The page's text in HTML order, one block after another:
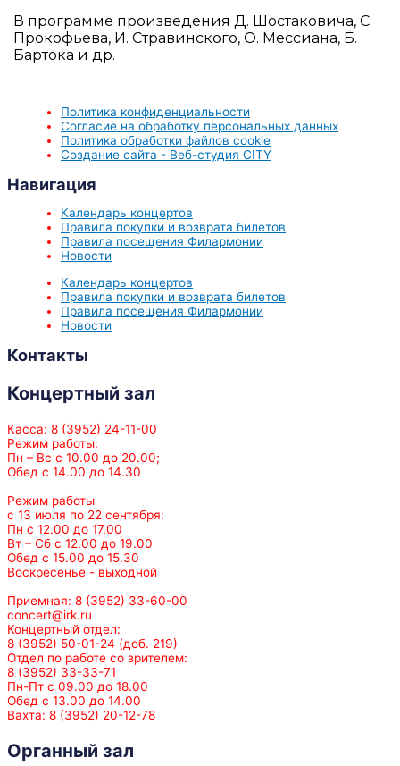
В программе произведения Д. Шостаковича, С.
Прокофьева, И. Стравинского, О. Мессиана, Б.
Бартока и др.
Политика конфиденциальности
Согласие на обработку персональных данных
Политика обработки файлов cookie
Создание сайта - Веб-студия CITY
Навигация
Календарь концертов
Правила покупки и возврата билетов
Правила посещения Филармонии
Новости
Календарь концертов
Правила покупки и возврата билетов
Правила посещения Филармонии
Новости
Контакты
Концертный зал
Касса: 8 (3952) 24-11-00
Режим работы:
Пн – Вс с 10.00 до 20.00;
Обед с 14.00 до 14.30
Режим работы
с 13 июля по 22 сентября:
Пн с 12.00 до 17.00
Вт – Сб с 12.00 до 19.00
Обед с 15.00 до 15.30
Воскресенье - выходной
Приемная: 8 (3952) 33-60-00
concert@irk.ru
Концертный отдел:
8 (3952) 50-01-24 (доб. 219)
Отдел по работе со зрителем:
8 (3952) 33-33-71
Пн-Пт с 09.00 до 18.00
Обед с 13.00 до 14.00
Вахта: 8 (3952) 20-12-78
Органный зал